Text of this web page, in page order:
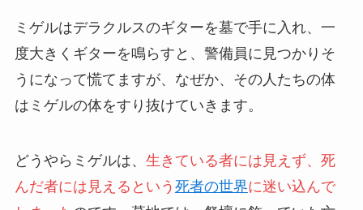
ミゲルはデラクルスのギターを墓で手に入れ、一
度大きくギターを鳴らすと、警備員に見つかりそ
うになって慌てますが、なぜか、その人たちの体
はミゲルの体をすり抜けていきます。
どうやらミゲルは、 生きている者には見えず、死
んだ者には見えるという 死者の世界に迷い込んで